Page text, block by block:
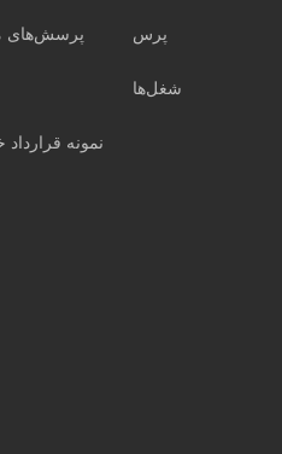
پرسش‌های
نمونه
پرس
شغل‌ها